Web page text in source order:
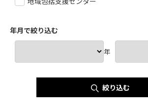
年月で絞り込む
年
絞り込む